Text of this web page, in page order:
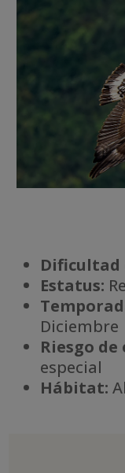
Dificultad
Estatus:
Diciembre
Riesgo
especial
Hábitat: